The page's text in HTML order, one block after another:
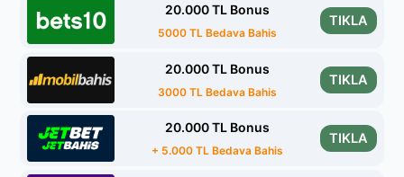
20.000 TL Bonus
5000 TL Bedava Bahis
TIKLA
20.000 TL Bonus
3000 TL Bedava Bahis
TIKLA
20.000 TL Bonus
+ 5.000 TL Bedava Bahis
TIKLA